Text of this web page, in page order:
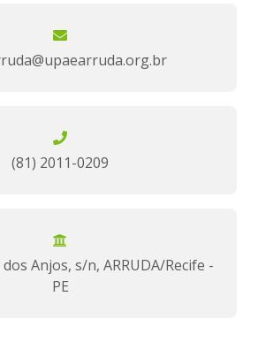
(81) 2011-0209
Anjos, s/n, ARRUDA/Recife -
PE